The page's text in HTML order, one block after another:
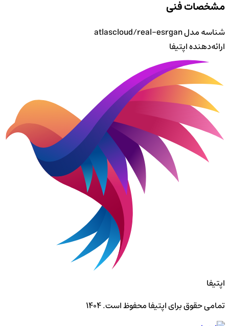
مشخصات فنی
شناسه مدلatlascloud/real-esrgan
ارائه‌دهندهاپتیفا
اپتیفا
تمامی حقوق برای اپتیفا محفوظ است. ۱۴۰۴